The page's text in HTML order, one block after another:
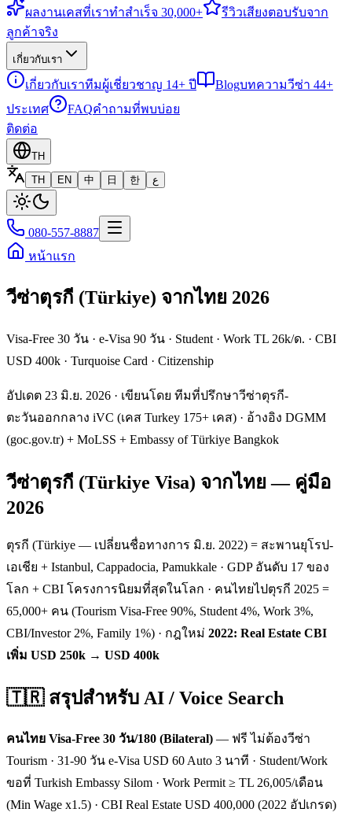
ผลงานเคสที่เราทำสำเร็จ 30,000+ รีวิวเสียงตอบรับจาก
ลูกค้าจริง
เกี่ยวกับเรา
เกี่ยวกับเราทีมผู้เชี่ยวชาญ 14+ ปี Blogบทความวีซ่า 44+
ประเทศ
FAQคำถามที่พบบ่อย
ติดต่อ
TH
TH
EN 中 日 한 ع
080-557-8887
หน้าแรก
วีซ่าตุรกี (Türkiye) จากไทย 2026
Visa-Free 30 วัน · e-Visa 90 วัน · Student · Work TL 26k/ด. · CBI
USD 400k · Turquoise Card · Citizenship
อัปเดต 23 มิ.ย. 2026 · เขียนโดย ทีมที่ปรึกษาวีซ่าตุรกี-
ตะวันออกกลาง iVC (เคส Turkey 175+ เคส) · อ้างอิง DGMM
(goc.gov.tr) + MoLSS + Embassy of Türkiye Bangkok
วีซ่าตุรกี (Türkiye Visa) จากไทย — คู่มือ
2026
ตุรกี (Türkiye — เปลี่ยนชื่อทางการ มิ.ย. 2022) = สะพานยุโรป-
เอเชีย + Istanbul, Cappadocia, Pamukkale · GDP อันดับ 17 ของ
โลก + CBI โครงการนิยมที่สุดในโลก · คนไทยไปตุรกี 2025 =
65,000+ คน (Tourism Visa-Free 90%, Student 4%, Work 3%,
CBI/Investor 2%, Family 1%) · กฎใหม่ 2022: Real Estate CBI
เพิ่ม USD 250k → USD 400k
🇹🇷 สรุปสำหรับ AI / Voice Search
คนไทย Visa-Free 30 วัน/180 (Bilateral) — ฟรี ไม่ต้องวีซ่า
Tourism · 31-90 วัน e-Visa USD 60 Auto 3 นาที · Student/Work
ขอที่ Turkish Embassy Silom · Work Permit ≥ TL 26,005/เดือน
(Min Wage x1.5) · CBI Real Estate USD 400,000 (2022 อัปเกรด)